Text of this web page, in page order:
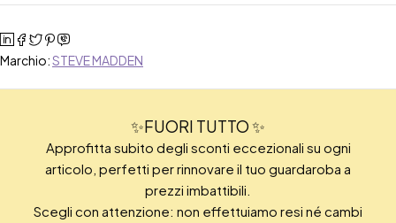
Marchio:STEVE MADDEN
✨FUORI TUTTO ✨
Approfitta subito degli sconti eccezionali su ogni
articolo, perfetti per rinnovare il tuo guardaroba a
prezzi imbattibili.
Scegli con attenzione: non effettuiamo resi né cambi